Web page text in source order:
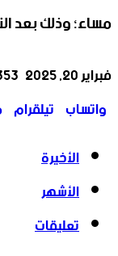
مساء؛ وذلك بعد
فبراير 20, 2025
واتساب تيلقرام
الأخيرة
الأشهر
تعليقات